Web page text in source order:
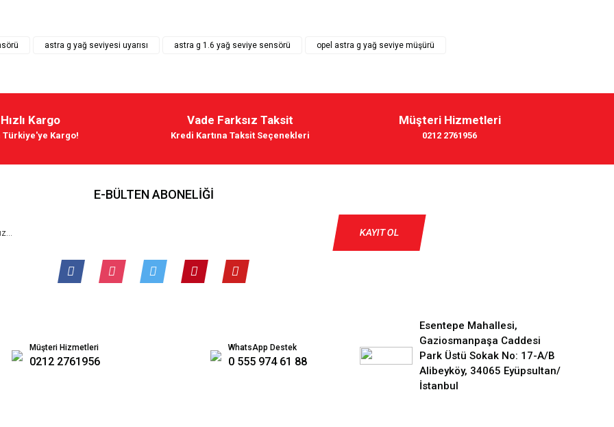
astra g yağ seviyesi uyarısı astra g 1.6 yağ seviye sensörü opel astra g yağ seviye müşürü
Hızlı Kargo
Türkiye'ye Kargo!
Vade Farksız Taksit
Kredi Kartına Taksit Seçenekleri
Müşteri Hizmetleri
0212 2761956
E-BÜLTEN ABONELİĞİ
KAYIT OL
Müşteri Hizmetleri
0212 2761956
WhatsApp Destek
0 555 974 61 88
Esentepe Mahallesi,
Gaziosmanpaşa Caddesi
Park Üstü Sokak No: 17-A/B
Alibeyköy, 34065 Eyüpsultan/
İstanbul